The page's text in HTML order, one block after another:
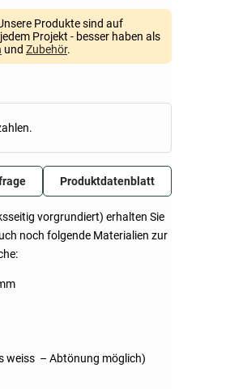
vorgrundiert) erhalten Sie
noch folgende Materialien zur
weiss – Abtönung möglich)
Produkte sind auf
Projekt - besser haben als
und Zubehör.
Produktdatenblatt